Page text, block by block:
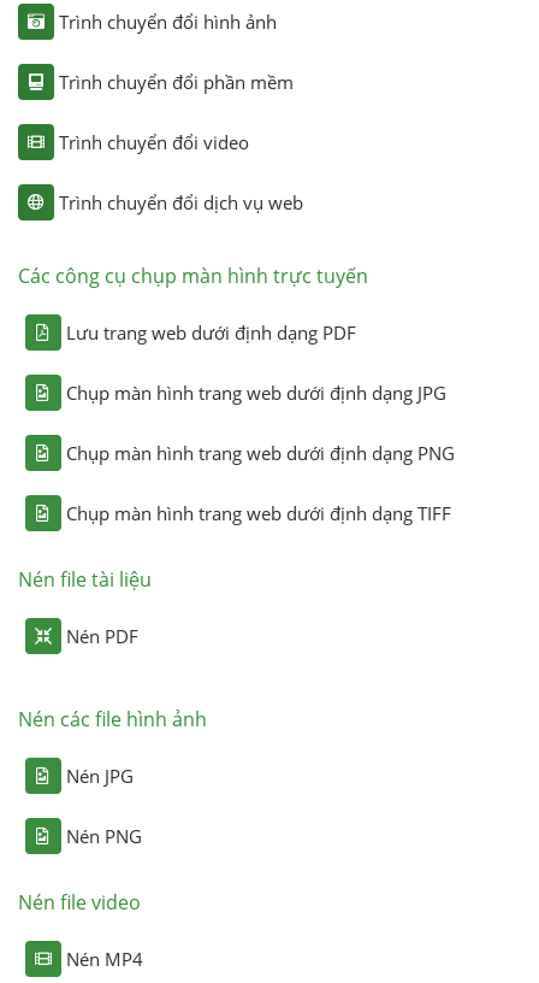
Trình chuyển đổi hình ảnh
Trình chuyển đổi phần mềm
Trình chuyển đổi video
Trình chuyển đổi dịch vụ web
Các công cụ chụp màn hình trực tuyến
Lưu trang web dưới định dạng PDF
Chụp màn hình trang web dưới định dạng JPG
Chụp màn hình trang web dưới định dạng PNG
Chụp màn hình trang web dưới định dạng TIFF
Nén file tài liệu
Nén PDF
Nén các file hình ảnh
Nén JPG
Nén PNG
Nén file video
Nén MP4